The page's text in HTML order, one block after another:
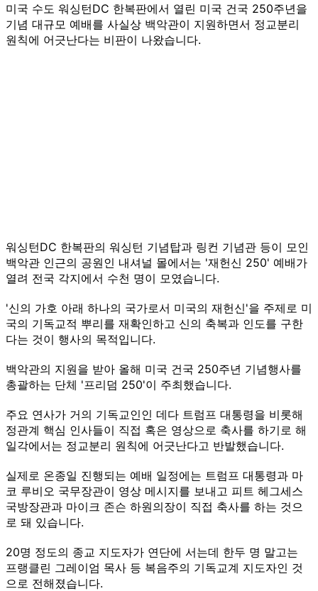
미국 수도 워싱턴DC 한복판에서 열린 미국 건국 250주년을
기념 대규모 예배를 사실상 백악관이 지원하면서 정교분리
원칙에 어긋난다는 비판이 나왔습니다.
워싱턴DC 한복판의 워싱턴 기념탑과 링컨 기념관 등이 모인
백악관 인근의 공원인 내셔널 몰에서는 '재헌신 250' 예배가
열려 전국 각지에서 수천 명이 모였습니다.
'신의 가호 아래 하나의 국가로서 미국의 재헌신'을 주제로 미
국의 기독교적 뿌리를 재확인하고 신의 축복과 인도를 구한
다는 것이 행사의 목적입니다.
백악관의 지원을 받아 올해 미국 건국 250주년 기념행사를
총괄하는 단체 '프리덤 250'이 주최했습니다.
주요 연사가 거의 기독교인인 데다 트럼프 대통령을 비롯해
정관계 핵심 인사들이 직접 혹은 영상으로 축사를 하기로 해
일각에서는 정교분리 원칙에 어긋난다고 반발했습니다.
실제로 온종일 진행되는 예배 일정에는 트럼프 대통령과 마
코 루비오 국무장관이 영상 메시지를 보내고 피트 헤그세스
국방장관과 마이크 존슨 하원의장이 직접 축사를 하는 것으
로 돼 있습니다.
20명 정도의 종교 지도자가 연단에 서는데 한두 명 말고는
프랭클린 그레이엄 목사 등 복음주의 기독교계 지도자인 것
으로 전해졌습니다.